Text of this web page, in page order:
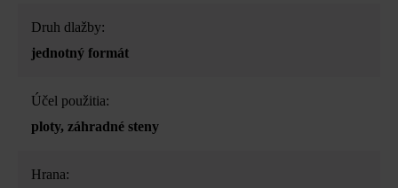
Druh dlažby:
jednotný formát
Účel použitia:
ploty, záhradné steny
Hrana: